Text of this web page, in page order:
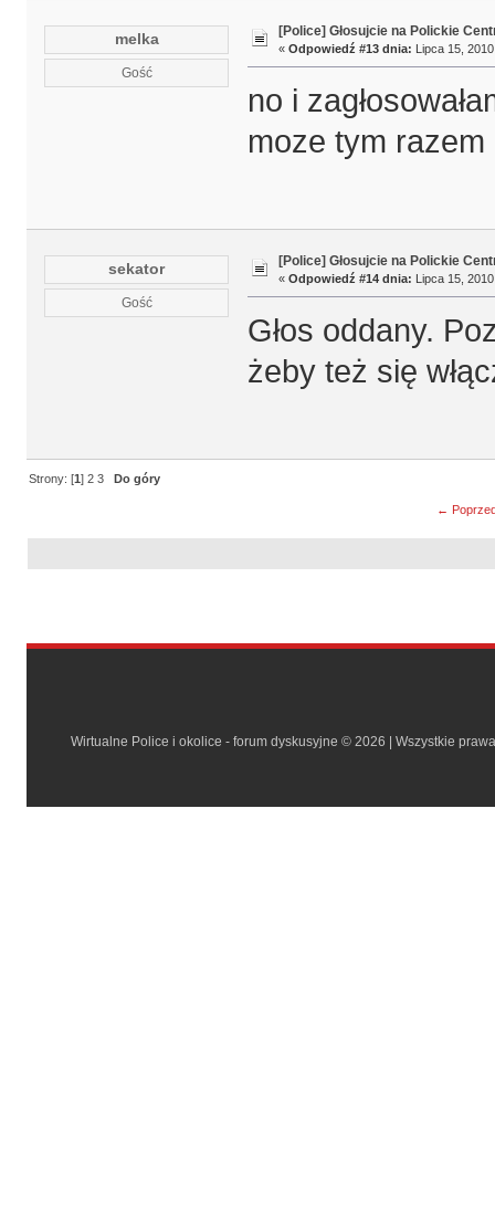
melka
Gość
[Police] Głosujcie na Polickie
« Odpowiedź #13 dnia: Lipca 15,
no i
moze tym
sekator
Gość
[Police] Głosujcie na Polickie
« Odpowiedź #14 dnia: Lipca 15,
Głos oddany.
żeby też się
Strony: [1]2 3 Do góry
←
Wirtualne Police i okolice - forum dyskusyjne © 2026 | Wszystkie